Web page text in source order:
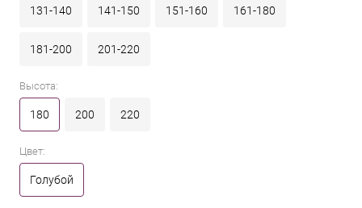
131-140 141-150 151-160 161-180
181-200 201-220
Высота:
180 200 220
Цвет:
Голубой